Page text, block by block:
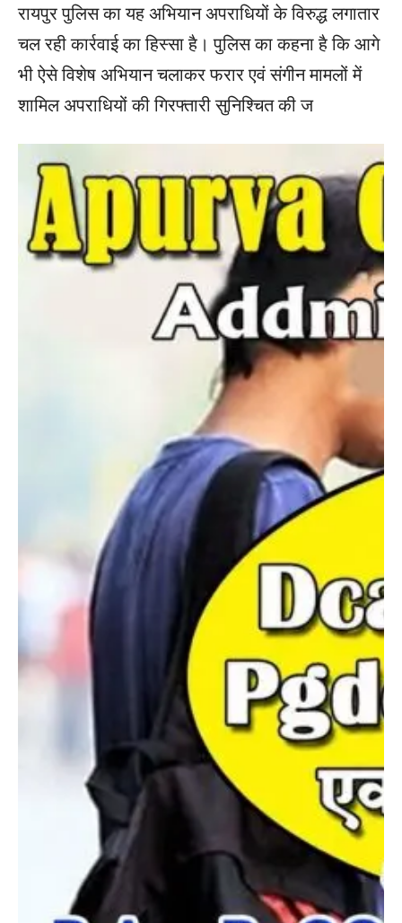
रायपुर पुलिस का यह अभियान अपराधियों के विरुद्ध लगातार
चल रही कार्रवाई का हिस्सा है। पुलिस का कहना है कि आगे
भी ऐसे विशेष अभियान चलाकर फरार एवं संगीन मामलों में
शामिल अपराधियों की गिरफ्तारी सुनिश्चित की ज